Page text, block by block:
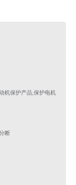
机保护产品,保护电机
断